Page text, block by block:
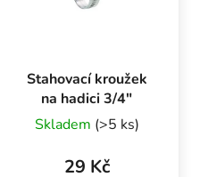
Stahovací kroužek
na hadici 3/4″
Skladem (>5 ks)
29 Kč